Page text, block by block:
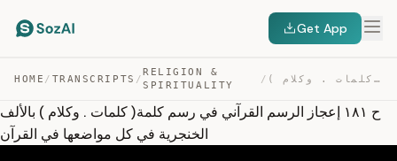
Get App
HOME / TRANSCRIPTS /
RELIGION &
SPIRITUALITY
/ ح ١٨١ إعجاز الرسم القرآني في رسم كلمة( كلمات . وكلام ) … — TRANSCRIPT
ح ١٨١ إعجاز الرسم القرآني في رسم كلمة( كلمات . وكلام ) بالألف
الخنجرية في كل مواضعها في القرآن